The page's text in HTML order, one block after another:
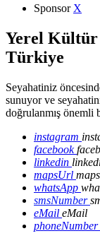
Sponsor X
Yerel Kültür
Türkiye
Seyahatiniz
sunuyor ve
doğrulanmış önemli
instagram
facebook
linkedin
mapsUrl
whatsApp
smsNumber
eMail eMail
phoneNumber